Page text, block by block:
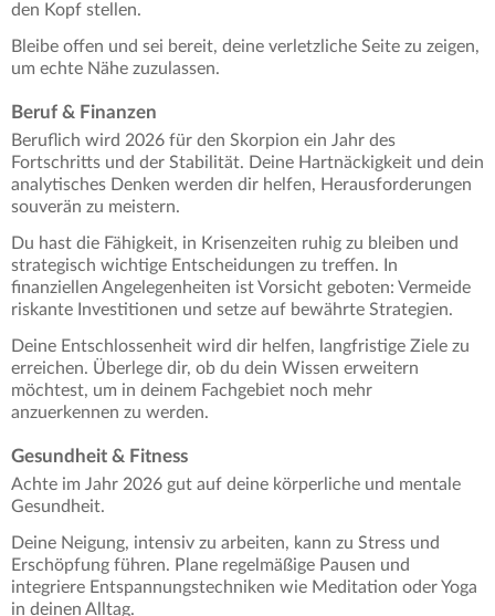
den Kopf stellen.
Bleibe offen und sei bereit, deine verletzliche Seite zu zeigen,
um echte Nähe zuzulassen.
Beruf & Finanzen
Beruflich wird 2026 für den Skorpion ein Jahr des
Fortschritts und der Stabilität. Deine Hartnäckigkeit und dein
analytisches Denken werden dir helfen, Herausforderungen
souverän zu meistern.
Du hast die Fähigkeit, in Krisenzeiten ruhig zu bleiben und
strategisch wichtige Entscheidungen zu treffen. In
finanziellen Angelegenheiten ist Vorsicht geboten: Vermeide
riskante Investitionen und setze auf bewährte Strategien.
Deine Entschlossenheit wird dir helfen, langfristige Ziele zu
erreichen. Überlege dir, ob du dein Wissen erweitern
möchtest, um in deinem Fachgebiet noch mehr
anzuerkennen zu werden.
Gesundheit & Fitness
Achte im Jahr 2026 gut auf deine körperliche und mentale
Gesundheit.
Deine Neigung, intensiv zu arbeiten, kann zu Stress und
Erschöpfung führen. Plane regelmäßige Pausen und
integriere Entspannungstechniken wie Meditation oder Yoga
in deinen Alltag.